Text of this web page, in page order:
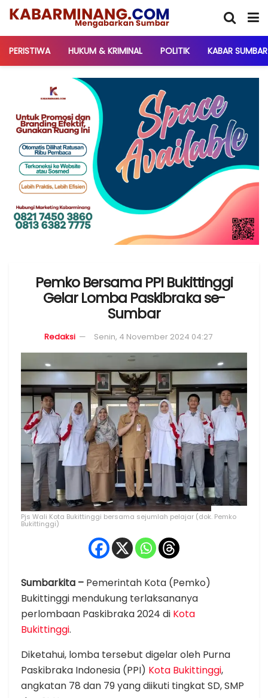
PERISTIWA HUKUM & KRIMINAL POLITIK KABAR SUMBAR
Pemko Bersama PPI Bukittinggi
Gelar Lomba Paskibraka se-
Sumbar
Redaksi Senin, 4 November 2024 04:27
Pjs Wali Kota Bukittinggi bersama sejumlah pelajar (dok. Pemko
Bukittinggi)
Sumbarkita – Pemerintah Kota (Pemko)
Bukittinggi mendukung terlaksananya
perlombaan Paskibraka 2024 di Kota
Bukittinggi.
Diketahui, lomba tersebut digelar oleh Purna
Paskibraka Indonesia (PPI) Kota Bukittinggi,
angkatan 78 dan 79 yang diikuti tingkat SD, SMP